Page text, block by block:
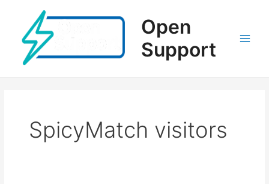
contenido
Open
Support
SpicyMatch visitors